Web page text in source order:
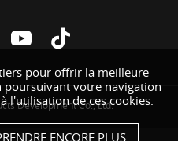
pour offrir la meilleure
poursuivant votre navigation
l'utilisation de ces cookies.
ENCORE PLUS
Development Co., Ltd.